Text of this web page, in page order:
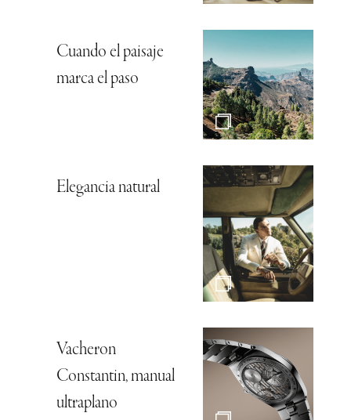
Cuando el paisaje
marca el paso
Elegancia natural
Vacheron
Constantin, manual
ultraplano